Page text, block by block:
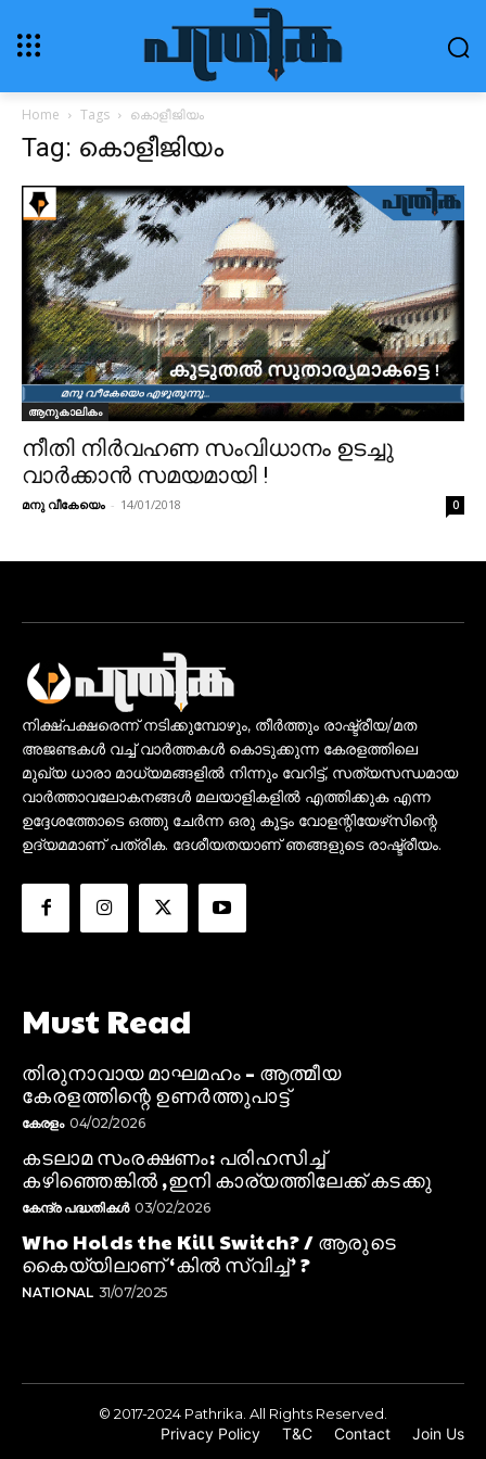
Home Tags കൊളീജിയം
Tag: കൊളീജിയം
ആനുകാലികം
നീതി നിര്‍വഹണ സംവിധാനം ഉടച്ചു
വാര്‍ക്കാന്‍ സമയമായി !
മനു വീകേയെം - 14/01/2018 0
നിക്ഷ്പക്ഷരെന്ന് നടിക്കുമ്പോഴും, തീർത്തും രാഷ്ട്രീയ/മത
അജണ്ടകൾ വച്ച് വാർത്തകൾ കൊടുക്കുന്ന കേരളത്തിലെ
മുഖ്യ ധാരാ മാധ്യമങ്ങളിൽ നിന്നും വേറിട്ട്, സത്യസന്ധമായ
വാർത്താവലോകനങ്ങൾ മലയാളികളിൽ എത്തിക്കുക എന്ന
ഉദ്ദേശത്തോടെ ഒത്തു ചേർന്ന ഒരു കൂട്ടം വോളന്റിയേഴ്‌സിന്റെ
ഉദ്യമമാണ് പത്രിക. ദേശീയതയാണ് ഞങ്ങളുടെ രാഷ്ട്രീയം.
Must Read
തിരുനാവായ മാഘമഹം – ആത്മീയ
കേരളത്തിന്റെ ഉണർത്തുപാട്ട്
കേരളം 04/02/2026
കടലാമ സംരക്ഷണം: പരിഹസിച്ച്
കഴിഞ്ഞെങ്കിൽ ,ഇനി കാര്യത്തിലേക്ക് കടക്കു
കേന്ദ്ര പദ്ധതികൾ 03/02/2026
Who Holds the Kill Switch? / ആരുടെ
കൈയ്യിലാണ് ‘കിൽ സ്വിച്ച്’ ?
NATIONAL 31/07/2025
© 2017-2024 Pathrika. All Rights Reserved.
Privacy Policy T&C Contact Join Us